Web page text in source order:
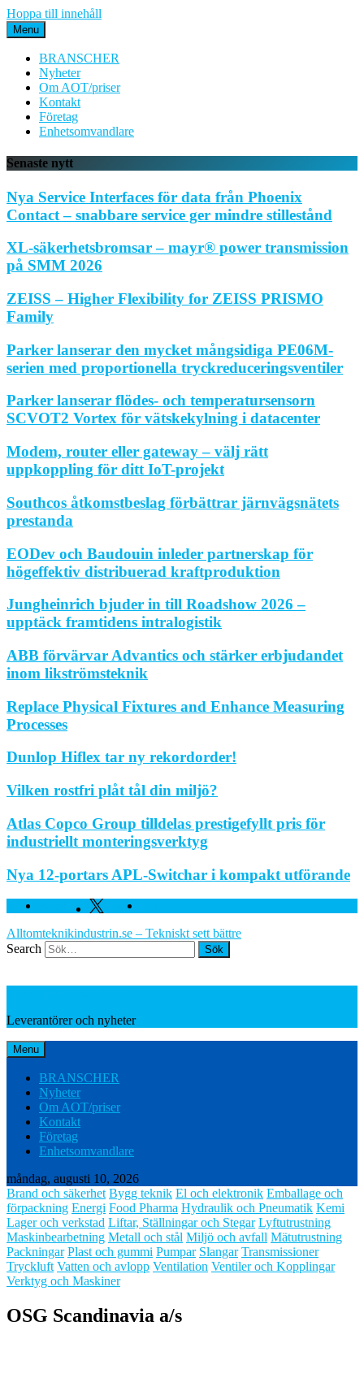
Hoppa till innehåll
Menu
BRANSCHER
Nyheter
Om AOT/priser
Kontakt
Företag
Enhetsomvandlare
Senaste nytt
Nya Service Interfaces för data från Phoenix
Contact – snabbare service ger mindre stillestånd
XL-säkerhetsbromsar – mayr® power transmission
på SMM 2026
ZEISS – Higher Flexibility for ZEISS PRISMO
Family
Parker lanserar den mycket mångsidiga PE06M-
serien med proportionella tryckreduceringsventiler
Parker lanserar flödes- och temperatursensorn
SCVOT2 Vortex för vätskekylning i datacenter
Modem, router eller gateway – välj rätt
uppkoppling för ditt IoT-projekt
Southcos åtkomstbeslag förbättrar järnvägsnätets
prestanda
EODev och Baudouin inleder partnerskap för
högeffektiv distribuerad kraftproduktion
Jungheinrich bjuder in till Roadshow 2026 –
upptäck framtidens intralogistik
ABB förvärvar Advantics och stärker erbjudandet
inom likströmsteknik
Replace Physical Fixtures and Enhance Measuring
Processes
Dunlop Hiflex tar ny rekordorder!
Vilken rostfri plåt tål din miljö?
Atlas Copco Group tilldelas prestigefyllt pris för
industriellt monteringsverktyg
Nya 12-portars APL-Switchar i kompakt utförande
Facebook Twitter
Alltomteknikindustrin.se – Tekniskt sett bättre
Search
Leverantörer och nyheter
Menu
BRANSCHER
Nyheter
Om AOT/priser
Kontakt
Företag
Enhetsomvandlare
måndag, augusti 10, 2026
Brand och säkerhet Bygg teknik El och elektronik Emballage och
förpackning Energi Food Pharma Hydraulik och Pneumatik Kemi
Lager och verkstad Liftar, Ställningar och Stegar Lyftutrustning
Maskinbearbetning Metall och stål Miljö och avfall Mätutrustning
Packningar Plast och gummi Pumpar Slangar Transmissioner
Tryckluft Vatten och avlopp Ventilation Ventiler och Kopplingar
Verktyg och Maskiner
OSG Scandinavia a/s